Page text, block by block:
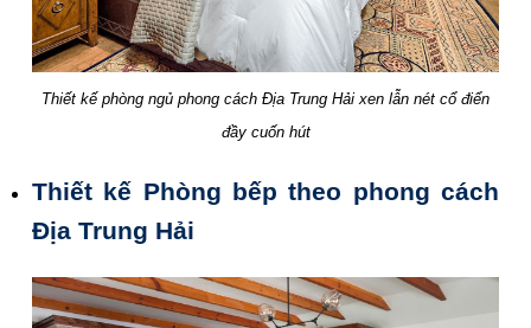
Thiết kế phòng ngủ phong cách Địa Trung Hải xen lẫn nét cổ điển
đầy cuốn hút
Thiết kế Phòng bếp theo phong cách
Địa Trung Hải